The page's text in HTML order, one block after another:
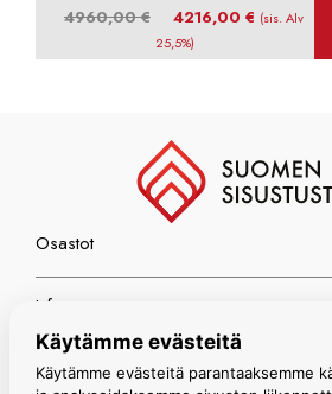
4960,00€
Alkuperäinen
hinta
oli:
4216,00€ Nykyinen
on:
(sis. Alv
25,5%)
Osastot
Info
Espoon myymälä
Käytämme evästeitä
Käytämme evästeitä parantaaksemme